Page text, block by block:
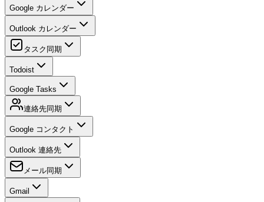
Google カレンダー
Outlook カレンダー
タスク同期
Todoist
Google Tasks
連絡先同期
Google コンタクト
Outlook 連絡先
メール同期
Gmail